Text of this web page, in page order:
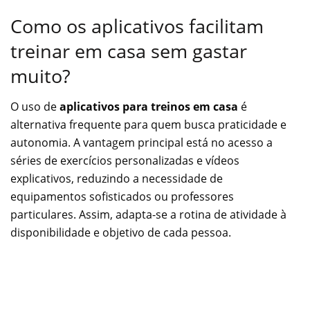
Como os aplicativos facilitam
treinar em casa sem gastar
muito?
O uso deaplicativos para treinos em casa é
alternativa frequente para quem busca praticidade e
autonomia. A vantagem principal está no acesso a
séries de exercícios personalizadas e vídeos
explicativos, reduzindo a necessidade de
equipamentos sofisticados ou professores
particulares. Assim, adapta-se a rotina de atividade à
disponibilidade e objetivo de cada pessoa.